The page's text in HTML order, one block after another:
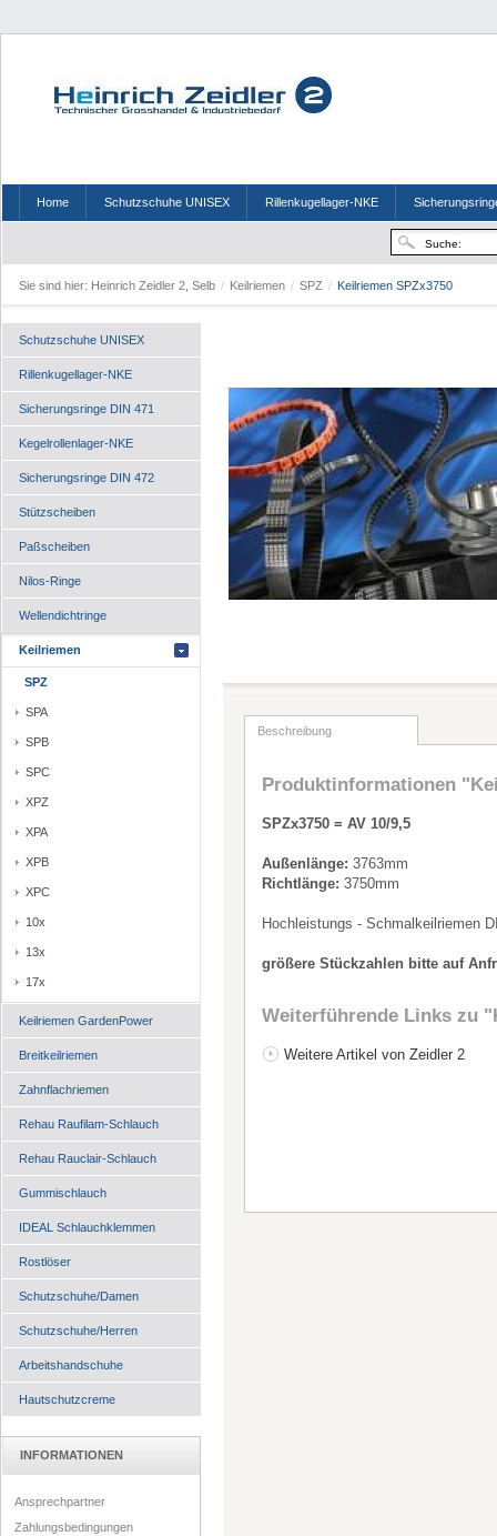
Home Schutzschuhe UNISEX Rillenkugellager-NKE
Sie sind hier: Heinrich Zeidler 2, Selb / Keilriemen / SPZ / Keilriemen SPZx3750
Schutzschuhe UNISEX
Rillenkugellager-NKE
Sicherungsringe DIN 471
Kegelrollenlager-NKE
Sicherungsringe DIN 472
Stützscheiben
Paßscheiben
Nilos-Ringe
Wellendichtringe
Keilriemen
SPZ
SPA
SPB
SPC
XPZ
XPA
XPB
XPC
10x
13x
17x
Keilriemen GardenPower
Breitkeilriemen
Zahnflachriemen
Rehau Raufilam-Schlauch
Rehau Rauclair-Schlauch
Gummischlauch
IDEAL Schlauchklemmen
Rostlöser
Schutzschuhe/Damen
Schutzschuhe/Herren
Arbeitshandschuhe
Hautschutzcreme
INFORMATIONEN
Ansprechpartner
Zahlungsbedingungen
Beschreibung
Produktinformationen
SPZx3750 = AV 10/9,5
Außenlänge: 3763mm
Richtlänge: 3750mm
Hochleistungs - Schmalkeilriemen
größere Stückzahlen bitte auf
Weiterführende Links zu
Weitere Artikel von Zeidler 2